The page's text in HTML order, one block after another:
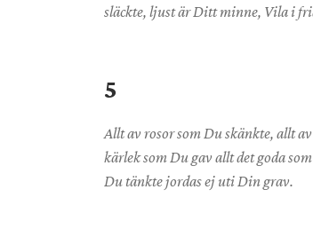
släckte, ljust är Ditt minne, Vila i
5
Allt av rosor som Du skänkte, allt av
kärlek som Du gav allt det goda som
Du tänkte jordas ej uti Din grav.